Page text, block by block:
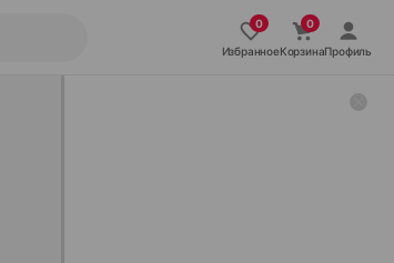
ИзбранноеКорзинаПрофиль